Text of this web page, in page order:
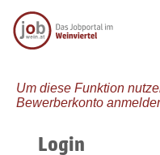
Um diese Funktion
Bewerberkonto
Login